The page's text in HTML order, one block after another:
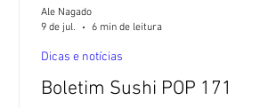
Boletim Sushi POP 171
Dicas e notícias
Ale Nagado
9 de jul.
6 min de leitura